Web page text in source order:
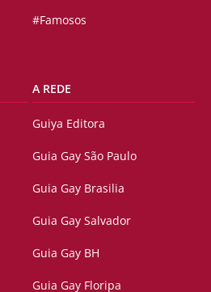
#Famosos
A REDE
Guiya Editora
Guia Gay São Paulo
Guia Gay Brasilia
Guia Gay Salvador
Guia Gay BH
Guia Gay Floripa